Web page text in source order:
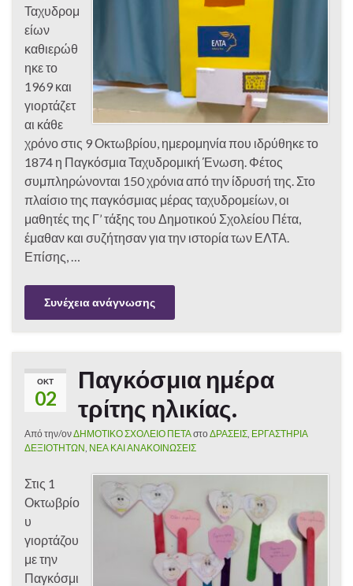
Ταχυδρομ
είων
καθιερώθ
ηκε το
1969 και
γιορτάζετ
αι κάθε
χρόνο στις 9 Οκτωβρίου, ημερομηνία που ιδρύθηκε το
1874 η Παγκόσμια Ταχυδρομική Ένωση. Φέτος
συμπληρώνονται 150 χρόνια από την ίδρυσή της. Στο
πλαίσιο της παγκόσμιας μέρας ταχυδρομείων, οι
μαθητές της Γ’ τάξης του Δημοτικού Σχολείου Πέτα,
έμαθαν και συζήτησαν για την ιστορία των ΕΛΤΑ.
Επίσης, …
Συνέχεια ανάγνωσης
ΟΚΤ
02
Παγκόσμια ημέρα
τρίτης ηλικίας.
Από την/ονΔΗΜΟΤΙΚΟ ΣΧΟΛΕΙΟ ΠΕΤΑστο ΔΡΑΣΕΙΣ ΕΡΓΑΣΤΗΡΙΑ
ΔΕΞΙΟΤΗΤΩΝ ΝΕΑ ΚΑΙ ΑΝΑΚΟΙΝΩΣΕΙΣ
Στις 1
Οκτωβρίο
υ
γιορτάζου
με την
Παγκόσμι